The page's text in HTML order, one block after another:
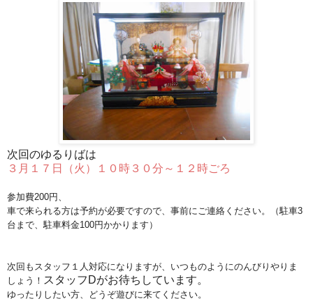
次回のゆるりばは
３月１７日（火）１０時３０分～１２時ごろ
参加費200円、
車で来られる方は予約が必要ですので、事前にご連絡ください。（駐車3
台まで、駐車料金100円かかります）
次回もスタッフ１人対応になりますが、いつものようにのんびりやりま
しょう！ スタッフDがお待ちしています。
ゆったりしたい方、どうぞ遊びに来てください。